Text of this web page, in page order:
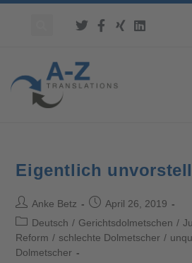
Eigentlich
Anke Betz
April 26, 2019
Deutsch / Gerichtsdolmetschen /
Reform / schlechte Dolmetscher /
Dolmetscher